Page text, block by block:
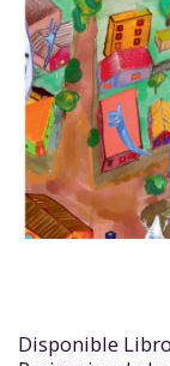
Disponible